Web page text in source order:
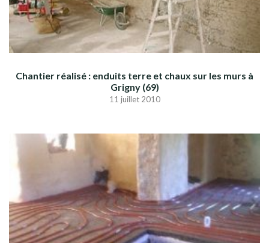
Chantier réalisé : enduits terre et chaux sur les murs à
Grigny (69)
11 juillet 2010